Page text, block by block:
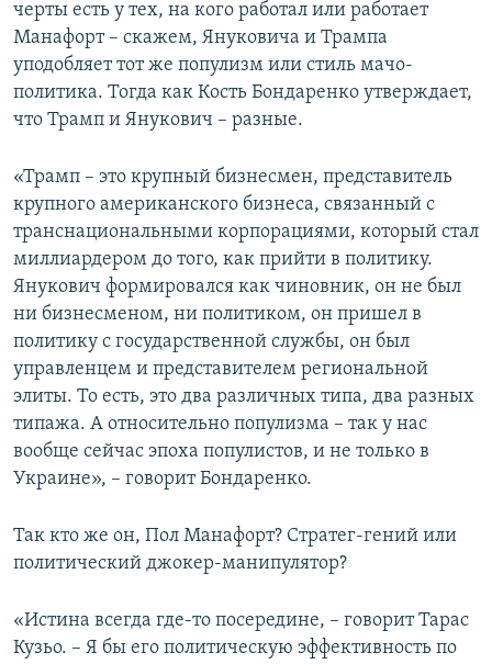
черты есть у тех, на кого работал или работает
Манафорт – скажем, Януковича и Трампа
уподобляет тот же популизм или стиль мачо-
политика. Тогда как Кость Бондаренко утверждает,
что Трамп и Янукович – разные.
«Трамп – это крупный бизнесмен, представитель
крупного американского бизнеса, связанный с
транснациональными корпорациями, который стал
миллиардером до того, как прийти в политику.
Янукович формировался как чиновник, он не был
ни бизнесменом, ни политиком, он пришел в
политику с государственной службы, он был
управленцем и представителем региональной
элиты. То есть, это два различных типа, два разных
типажа. А относительно популизма – так у нас
вообще сейчас эпоха популистов, и не только в
Украине», – говорит Бондаренко.
Так кто же он, Пол Манафорт? Стратег-гений или
политический джокер-манипулятор?
«Истина всегда где-то посередине, – говорит Тарас
Кузьо. – Я бы его политическую эффективность по